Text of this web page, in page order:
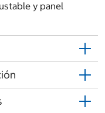
y panel